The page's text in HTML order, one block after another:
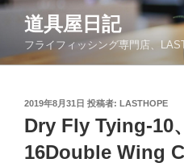
コ
ン
道具屋日記
フライフィッシング専門店、
投
稿
日:
2019年8月31日 投稿者: LASTHOPE
Dry Fly Tying-10
16Double Wing